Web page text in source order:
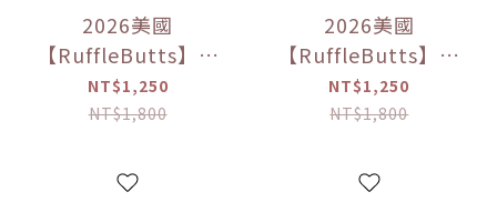
2026美國
【RuffleButts】亮
藍格紋兩件套長袖
防曬衣【優惠限
NT$1,250
NT$1,800
2026美國
【RuffleButts】珊
瑚海岸變色泳褲
【優惠限定】
NT$1,250
NT$1,800